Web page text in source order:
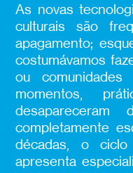
As novas
culturais são
apagamento;
costumávamos
ou comunidades
momentos,
completamente
décadas, o
apresenta